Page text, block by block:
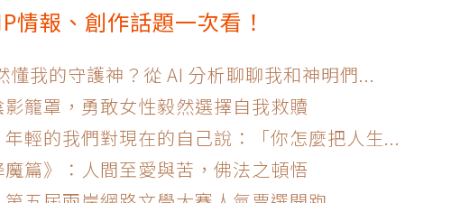
情報、創作話題一次看！
懂我的守護神？從 AI 分析聊聊我和神明們...
籠罩，勇敢女性毅然選擇自我救贖
輕的我們對現在的自己說：「你怎麼把人生...
篇》：人間至愛與苦，佛法之頓悟